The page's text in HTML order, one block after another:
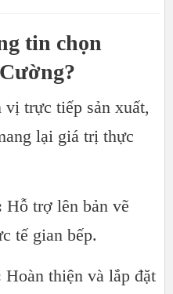
tin chọn
trực tiếp sản xuất,
lại giá trị thực
Hỗ trợ lên bản vẽ
tế gian bếp.
Hoàn thiện và lắp đặt